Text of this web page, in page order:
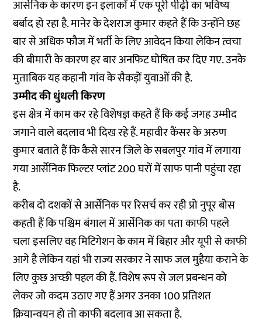
आर्सेनिक के कारण इन इलाकों में एक पूरी पीढ़ी का भविष्य
बर्बाद हो रहा है. मानेर के देशराज कुमार कहते हैं कि उन्होंने छह
बार से अधिक फौज में भर्ती के लिए आवेदन किया लेकिन त्वचा
की बीमारी के कारण हर बार अनफिट घोषित कर दिए गए. उनके
मुताबिक यह कहानी गांव के सैकड़ों युवाओं की है.
उम्मीद की धुंधली किरण
इस क्षेत्र में काम कर रहे विशेषज्ञ कहते हैं कि कई जगह उम्मीद
जगाने वाले बदलाव भी दिख रहे हैं. महावीर कैंसर के अरुण
कुमार बताते हैं कि कैसे सारन जिले के सबलपुर गांव में लगाया
गया आर्सेनिक फिल्टर प्लांट 200 घरों में साफ पानी पहुंचा रहा
है.
करीब दो दशकों से आर्सेनिक पर रिसर्च कर रही प्रो नुपूर बोस
कहती हैं कि पश्चिम बंगाल में आर्सेनिक का पता काफी पहले
चला इसलिए वह मिटिगेशन के काम में बिहार और यूपी से काफी
आगे है लेकिन यहां भी राज्य सरकार ने साफ जल मुहैया कराने के
लिए कुछ अच्छी पहल की हैं. विशेष रूप से जल प्रबन्धन को
लेकर जो कदम उठाए गए हैं अगर उनका 100 प्रतिशत
क्रियान्वयन हो तो काफी बदलाव आ सकता है.